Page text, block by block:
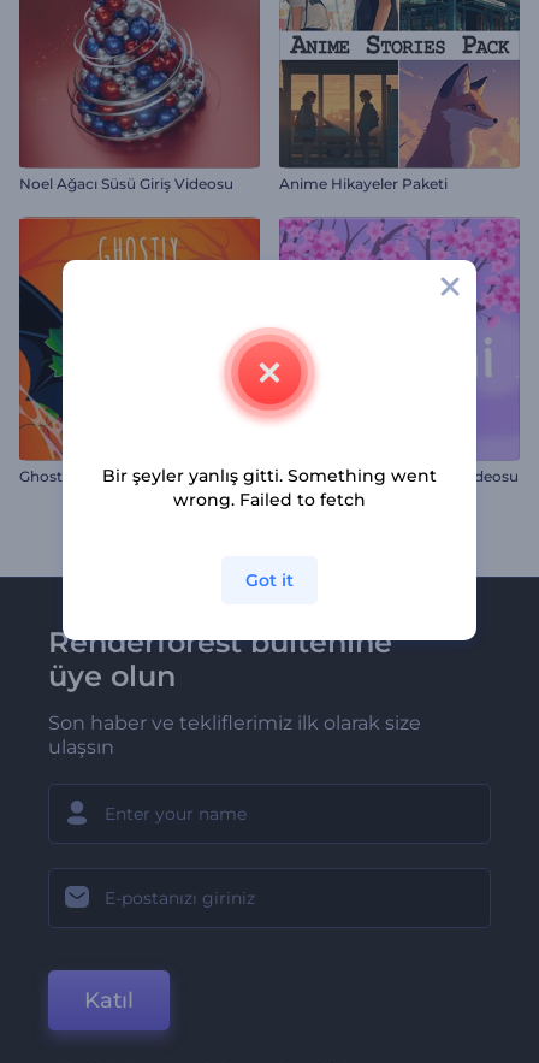
Noel Ağacı Süsü Giriş Videosu Anime Hikayeler Paketi
Ghostly Halloween Opener Çiçek Açan Hanami Giriş Videosu
Renderforest bültenine
üye olun
Son haber ve tekliflerimiz ilk olarak size
ulaşsın
Katıl
Bir şeyler yanlış gitti. Something went
wrong. Failed to fetch
Got it